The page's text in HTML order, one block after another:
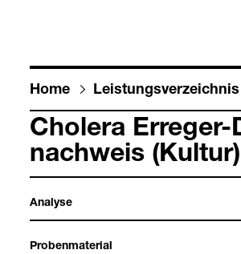
Home Leis­tungs­ver­zeich­nis
Cho­lera
nach­weis (Kul­tur)
Ana­lyse
Pro­ben­ma­te­rial